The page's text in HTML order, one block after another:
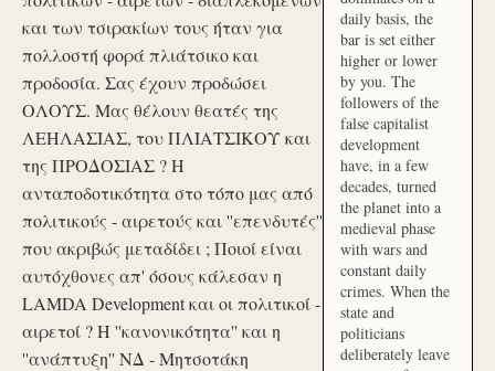
και των τσιρακίων τους ήταν για
πολλοστή φορά πλιάτσικο και
προδοσία. Σας έχουν προδώσει
ΟΛΟΥΣ. Μας θέλουν θεατές της
ΛΕΗΛΑΣΙΑΣ, του ΠΛΙΑΤΣΙΚΟΥ και
της ΠΡΟΔΟΣΙΑΣ ? Η
ανταποδοτικότητα στο τόπο μας από
πολιτικούς - αιρετούς και ''επενδυτές''
που ακριβώς μεταδίδει ; Ποιοί είναι
αυτόχθονες απ' όσους κάλεσαν η
LAMDA Development και οι πολιτικοί -
αιρετοί ? Η ''κανονικότητα'' και η
''ανάπτυξη'' ΝΔ - Μητσοτάκη
daily basis, the
bar is set either
higher or lower
by you. The
followers of the
false capitalist
development
have, in a few
decades, turned
the planet into a
medieval phase
with wars and
constant daily
crimes. When the
state and
politicians
deliberately leave